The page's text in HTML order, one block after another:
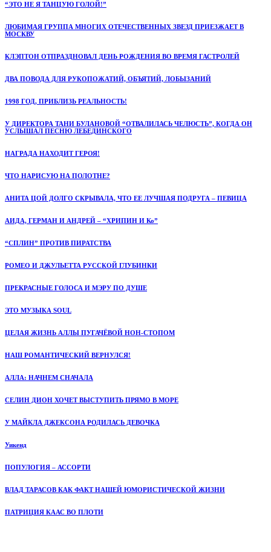
“ЭТО НЕ Я ТАНЦУЮ ГОЛОЙ!”
ЛЮБИМАЯ ГРУППА МНОГИХ ОТЕЧЕСТВЕННЫХ ЗВЕЗД ПРИЕЗЖАЕТ В
МОСКВУ
КЛЭПТОН ОТПРАЗДНОВАЛ ДЕНЬ РОЖДЕНИЯ ВО ВРЕМЯ ГАСТРОЛЕЙ
ДВА ПОВОДА ДЛЯ РУКОПОЖАТИЙ, ОБЪЯТИЙ, ЛОБЫЗАНИЙ
1998 ГОД, ПРИБЛИЗЬ РЕАЛЬНОСТЬ!
У ДИРЕКТОРА ТАНИ БУЛАНОВОЙ “ОТВАЛИЛАСЬ ЧЕЛЮСТЬ”, КОГДА ОН
УСЛЫШАЛ ПЕСНЮ ЛЕБЕДИНСКОГО
НАГРАДА НАХОДИТ ГЕРОЯ!
ЧТО НАРИСУЮ НА ПОЛОТНЕ?
АНИТА ЦОЙ ДОЛГО СКРЫВАЛА, ЧТО ЕЕ ЛУЧШАЯ ПОДРУГА – ПЕВИЦА
АИДА, ГЕРМАН И АНДРЕЙ – “ХРИПИН И Ко”
“СПЛИН” ПРОТИВ ПИРАТСТВА
РОМЕО И ДЖУЛЬЕТТА РУССКОЙ ГЛУБИНКИ
ПРЕКРАСНЫЕ ГОЛОСА И МЭРУ ПО ДУШЕ
ЭТО МУЗЫКА SOUL
ЦЕЛАЯ ЖИЗНЬ АЛЛЫ ПУГАЧЁВОЙ НОН-СТОПОМ
НАШ РОМАНТИЧЕСКИЙ ВЕРНУЛСЯ!
АЛЛА: НАЧНЕМ СНАЧАЛА
СЕЛИН ДИОН ХОЧЕТ ВЫСТУПИТЬ ПРЯМО В МОРЕ
У МАЙКЛА ДЖЕКСОНА РОДИЛАСЬ ДЕВОЧКА
Уикенд
ПОПУЛОГИЯ – АССОРТИ
ВЛАД ТАРАСОВ КАК ФАКТ НАШЕЙ ЮМОРИСТИЧЕСКОЙ ЖИЗНИ
ПАТРИЦИЯ КААС ВО ПЛОТИ